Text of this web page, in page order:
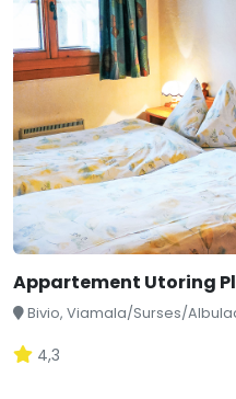
Appartement Utoring
Bivio, Viamala/Surses/
4,3